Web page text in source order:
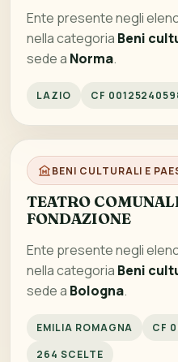
Ente presente negli
nella categoria Beni
sede a Norma.
LAZIO CF
BENI CULTURALI E
TEATRO
FONDAZIONE
Ente presente negli
nella categoria Beni
sede a Bologna.
EMILIA ROMAGNA
CF
264 SCELTE